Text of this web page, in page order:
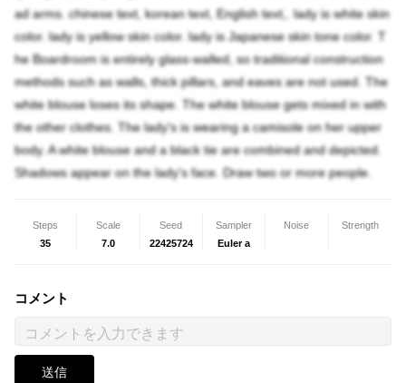
ad arms. chinese text, korean text, English text,. lady is white skin
color. lady is yellow skin color. lady is Japanese skin tone color. T
he Boardroom is entirely glass-walled, so traditional construction
methods such as walls, thick pillars, and eaves are not used. The
white blouse loses its shape. The white blouse gets mixed in with
the other clothes. The lady's is wearing a camisole on her upper
body. A white blouse and a black tie are combined and depicted.
Shadows appear on the lady's face. Draw two or more people.
Steps
35
Scale
7.0
Seed
22425724
Sampler
Euler a
Noise Strength
コメント
送信